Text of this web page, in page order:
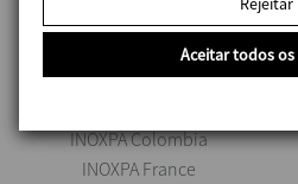
INOXPA no
INOXPA Spain
INOXPA Colombia
INOXPA France
Aceitar todos